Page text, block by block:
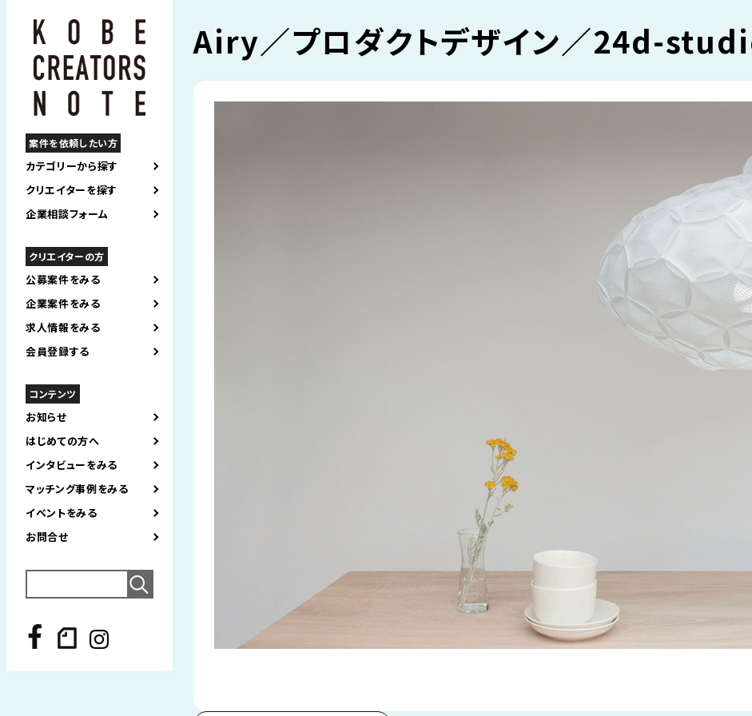
案件を依頼したい方
カテゴリーから探す
クリエイターを探す
企業相談フォーム
クリエイターの方
公募案件をみる
企業案件をみる
求人情報をみる
会員登録する
コンテンツ
お知らせ
はじめての方へ
インタビューをみる
マッチング事例をみる
イベントをみる
お問合せ
for:
Airy／プロダクトデザイン／24d-